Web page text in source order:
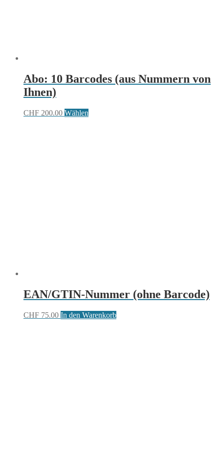
Abo: 10 Barcodes (aus Nummern von
Ihnen)
CHF 200.00 Wählen
EAN/GTIN-Nummer (ohne Barcode)
CHF 75.00 In den Warenkorb